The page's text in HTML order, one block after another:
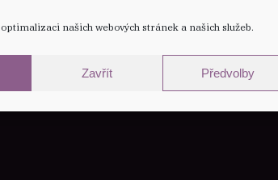
našich webových stránek a našich služeb.
Zavřít Předvolby
the
by